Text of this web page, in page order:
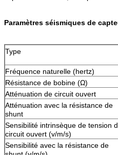
Paramètres séismiques de
Type
Fréquence naturelle (hertz)
Résistance de bobine (Ω)
Atténuation de circuit ouvert
Atténuation avec la résistance de
shunt
Sensibilité intrinsèque de tension
circuit ouvert (v/m/s)
Sensibilité avec la résistance de